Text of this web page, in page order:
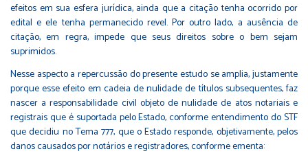
efeitos em sua esfera jurídica, ainda que a citação tenha ocorrido por
edital e ele tenha permanecido revel. Por outro lado, a ausência de
citação, em regra, impede que seus direitos sobre o bem sejam
suprimidos.
Nesse aspecto a repercussão do presente estudo se amplia, justamente
porque esse efeito em cadeia de nulidade de títulos subsequentes, faz
nascer a responsabilidade civil objeto de nulidade de atos notariais e
registrais que é suportada pelo Estado, conforme entendimento do STF
que decidiu no Tema 777, que o Estado responde, objetivamente, pelos
danos causados por notários e registradores, conforme ementa: